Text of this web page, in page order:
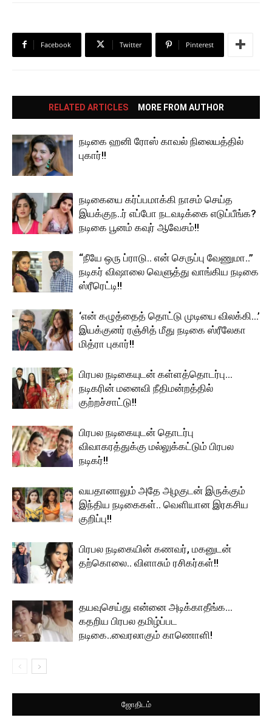
Facebook Twitter Pinterest
RELATED ARTICLES MORE FROM AUTHOR
நடிகை ஹனி ரோஸ் காவல் நிலையத்தில்
புகார்!!
நடிகையை கர்ப்பமாக்கி நாசம் செய்த
இயக்குந..ர் எப்போ நடவடிக்கை எடுப்பீங்க?
நடிகை பூனம் கவுர் ஆவேசம்!!
“நீயே ஒரு ப்ராடு.. என் செருப்பு வேணுமா..”
நடிகர் விஷாலை வெளுத்து வாங்கிய நடிகை
ஸ்ரீரெட்டி!!
‘என் கழுத்தைத் தொட்டு முடியை விலக்கி…’
இயக்குனர் ரஞ்சித் மீது நடிகை ஸ்ரீலேகா
மித்ரா புகார்!!
பிரபல நடிகையுடன் கள்ளத்தொடர்பு…
நடிகரின் மனைவி நீதிமன்றத்தில்
குற்றச்சாட்டு!!
பிரபல நடிகையுடன் தொடர்பு
விவாகரத்துக்கு மல்லுக்கட்டும் பிரபல
நடிகர்!!
வயதானாலும் அதே அழகுடன் இருக்கும்
இந்திய நடிகைகள்.. வெளியான இரகசிய
குறிப்பு!!
பிரபல நடிகையின் கணவர், மகனுடன்
தற்கொலை.. விளாசும் ரசிகர்கள்!!
தயவுசெய்து என்னை அடிக்காதீங்க…
கதறிய பிரபல தமிழ்ப்பட
நடிகை..வைரலாகும் காணொளி!
ஜோதிடம்